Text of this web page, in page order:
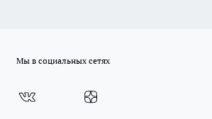
Мы в социальных сетях